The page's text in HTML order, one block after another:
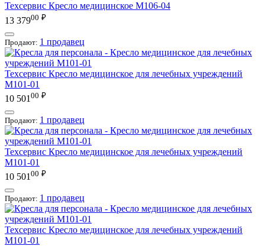
Техсервис Кресло медицинское М106-04
13 37900 ₽
Продают: 1 продавец
Техсервис Кресло медицинское для лечебных учреждений
М101-01
10 501 00 ₽
Продают: 1 продавец
Техсервис Кресло медицинское для лечебных учреждений
М101-01
10 501 00 ₽
Продают: 1 продавец
Техсервис Кресло медицинское для лечебных учреждений
М101-01